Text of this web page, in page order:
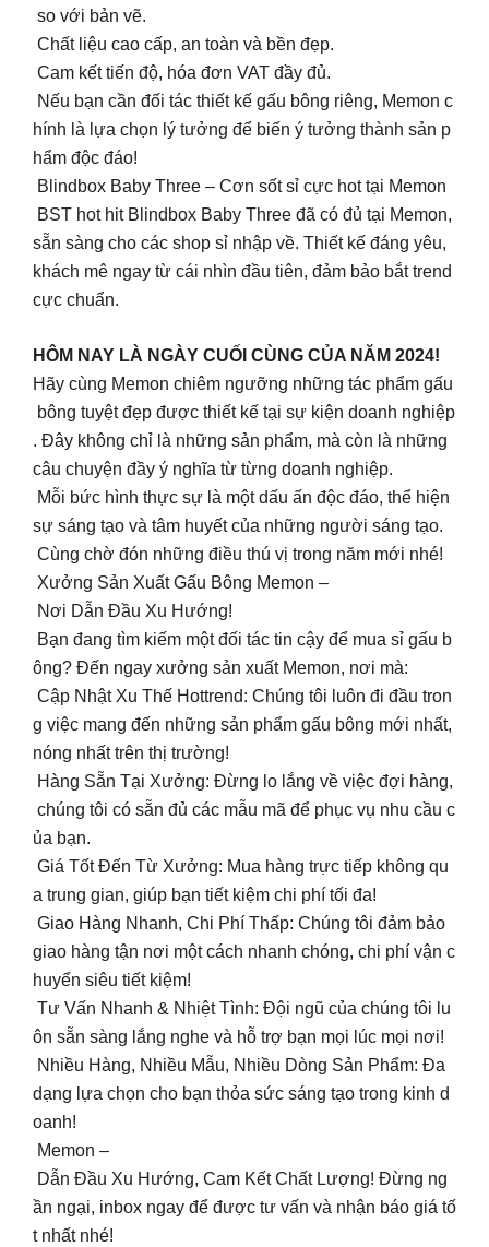
so với bản vẽ.
Chất liệu cao cấp, an toàn và bền đẹp.
Cam kết tiến độ, hóa đơn VAT đầy đủ.
Nếu bạn cần đối tác thiết kế gấu bông riêng, Memon c
hính là lựa chọn lý tưởng để biến ý tưởng thành sản p
hẩm độc đáo!
Blindbox Baby Three – Cơn sốt sỉ cực hot tại Memon
BST hot hit Blindbox Baby Three đã có đủ tại Memon,
sẵn sàng cho các shop sỉ nhập về. Thiết kế đáng yêu,
khách mê ngay từ cái nhìn đầu tiên, đảm bảo bắt trend
cực chuẩn.
HÔM NAY LÀ NGÀY CUỐI CÙNG CỦA NĂM 2024!
Hãy cùng Memon chiêm ngưỡng những tác phẩm gấu
bông tuyệt đẹp được thiết kế tại sự kiện doanh nghiệp
. Đây không chỉ là những sản phẩm, mà còn là những
câu chuyện đầy ý nghĩa từ từng doanh nghiệp.
Mỗi bức hình thực sự là một dấu ấn độc đáo, thể hiện
sự sáng tạo và tâm huyết của những người sáng tạo.
Cùng chờ đón những điều thú vị trong năm mới nhé!
Xưởng Sản Xuất Gấu Bông Memon –
Nơi Dẫn Đầu Xu Hướng!
Bạn đang tìm kiếm một đối tác tin cậy để mua sỉ gấu b
ông? Đến ngay xưởng sản xuất Memon, nơi mà:
Cập Nhật Xu Thế Hottrend: Chúng tôi luôn đi đầu tron
g việc mang đến những sản phẩm gấu bông mới nhất,
nóng nhất trên thị trường!
Hàng Sẵn Tại Xưởng: Đừng lo lắng về việc đợi hàng,
chúng tôi có sẵn đủ các mẫu mã để phục vụ nhu cầu c
ủa bạn.
Giá Tốt Đến Từ Xưởng: Mua hàng trực tiếp không qu
a trung gian, giúp bạn tiết kiệm chi phí tối đa!
Giao Hàng Nhanh, Chi Phí Thấp: Chúng tôi đảm bảo
giao hàng tận nơi một cách nhanh chóng, chi phí vận c
huyển siêu tiết kiệm!
Tư Vấn Nhanh & Nhiệt Tình: Đội ngũ của chúng tôi lu
ôn sẵn sàng lắng nghe và hỗ trợ bạn mọi lúc mọi nơi!
Nhiều Hàng, Nhiều Mẫu, Nhiều Dòng Sản Phẩm: Đa
dạng lựa chọn cho bạn thỏa sức sáng tạo trong kinh d
oanh!
Memon –
Dẫn Đầu Xu Hướng, Cam Kết Chất Lượng! Đừng ng
ần ngại, inbox ngay để được tư vấn và nhận báo giá tố
t nhất nhé!